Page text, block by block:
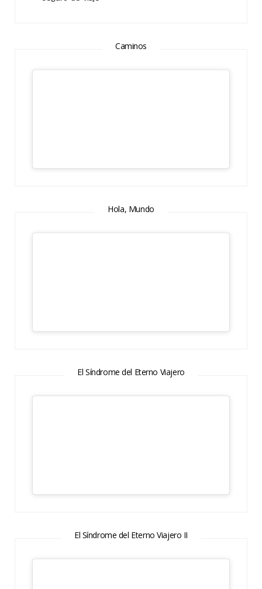
Caminos
Hola, Mundo
El Síndrome del Eterno Viajero
El Síndrome del Eterno Viajero II